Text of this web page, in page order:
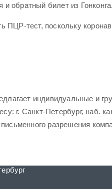
обратный билет из Гонконга.
ПЦР-тест, поскольку
индивидуальные и
г. Санкт-Петербург, наб.
разрешения